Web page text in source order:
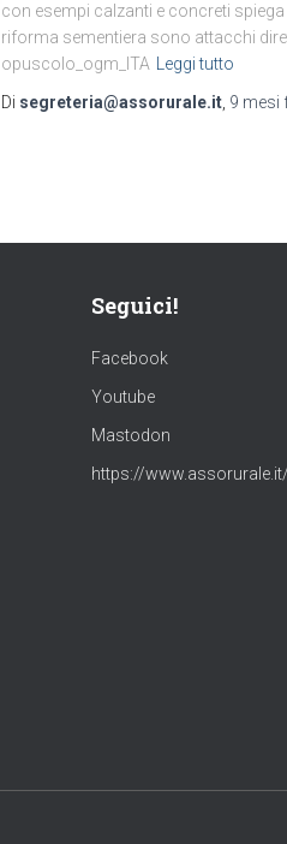
con esempi calzanti e concreti
riforma sementiera sono attacchi
opuscolo_ogm_ITA
Leggi tutto
Di segreteria@assorurale.it 9 mesi
Seguici!
Facebook
Youtube
Mastodon
https://